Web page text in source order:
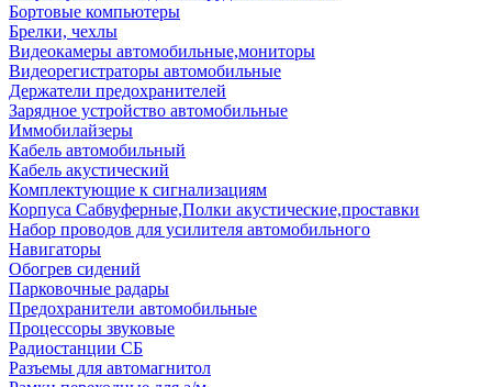
Бортовые компьютеры
Брелки, чехлы
Видеокамеры автомобильные,мониторы
Видеорегистраторы автомобильные
Держатели предохранителей
Зарядное устройство автомобильные
Иммобилайзеры
Кабель автомобильный
Кабель акустический
Комплектующие к сигнализациям
Корпуса Сабвуферные,Полки акустические,проставки
Набор проводов для усилителя автомобильного
Навигаторы
Обогрев сидений
Парковочные радары
Предохранители автомобильные
Процессоры звуковые
Радиостанции СБ
Разъемы для автомагнитол